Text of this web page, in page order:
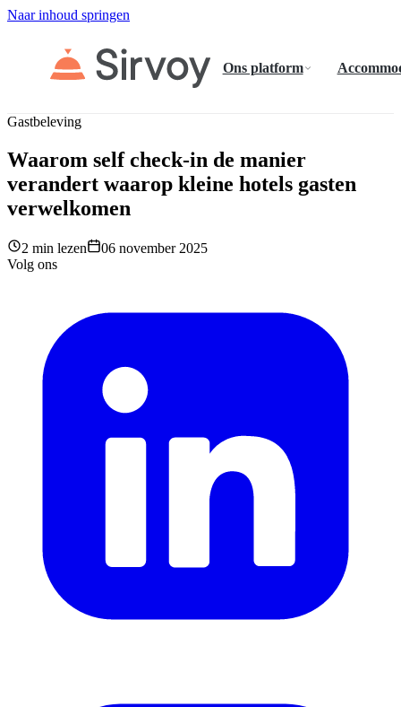
Naar inhoud springen
Ons platform
Gastbeleving
Waarom self check-in de manier
verandert waarop kleine hotels gasten
verwelkomen
2 min lezen
06 november 2025
Volg ons